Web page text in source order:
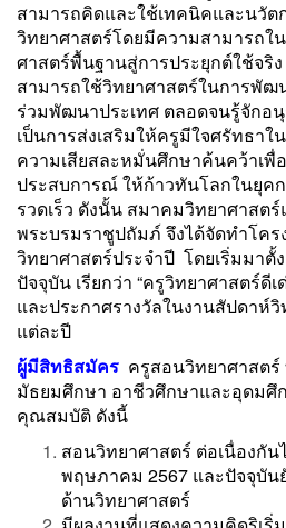
สามารถคิดและใช้เทคนิคและนวั
วิทยาศาสตร์โดยมีความสามารถ
ศาสตร์พื้นฐานสู่การประยุกต์ใช้จริ
สามารถใช้วิทยาศาสตร์ในการพั
ร่วมพัฒนาประเทศ ตลอดจนรู้จักอ
เป็นการส่งเสริมให้ครูมีใจศรัทธา
ความเสียสละหมั่นศึกษาค้นคว้าเพื่
ประสบการณ์ ให้ก้าวทันโลกในยุคก
รวดเร็ว ดังนั้น สมาคมวิทยาศาสต
พระบรมราชูปถัมภ์ จึงได้จัดทำโคร
วิทยาศาสตร์ประจำปี โดยเริ่มมาตั้
ปัจจุบัน เรียกว่า “ครูวิทยาศาสตร์ดี
และประกาศรางวัลในงานสัปดาห์
แต่ละปี
ผู้มีสิทธิสมัคร ครูสอนวิทยาศาสต
มัธยมศึกษา อาชีวศึกษาและอุดมศึ
คุณสมบัติ ดังนี้
สอนวิทยาศาสตร์ ต่อเนื่องกั
พฤษภาคม 2567 และปัจจุบัน
ด้านวิทยาศาสตร์